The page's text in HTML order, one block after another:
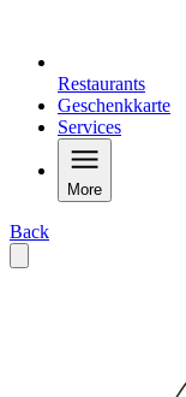
Restaurants
Geschenkkarte
Services
More
Back